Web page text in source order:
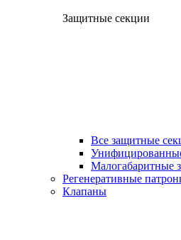
Защитные секции
Все защитные
Малогабаритные
Регенеративные
Клапаны